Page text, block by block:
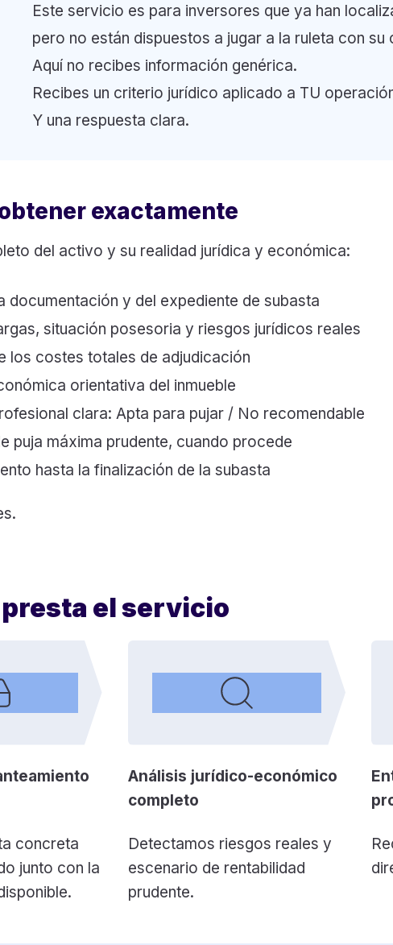
Este servicio es para inversores que ya han
pero no están dispuestos a jugar a la ruleta con su
Aquí no recibes información genérica.
Recibes un criterio jurídico aplicado a TU
Y una respuesta clara.
exactamente
del activo y su realidad jurídica y económica:
documentación y del expediente de subasta
situación posesoria y riesgos jurídicos reales
los costes totales de adjudicación
orientativa del inmueble
clara: Apta para pujar / No recomendable
puja máxima prudente, cuando procede
hasta la finalización de la subasta
presta el servicio
Análisis jurídico-económico
completo
concreta
junto con la
Detectamos riesgos reales y
escenario de rentabilidad
prudente.